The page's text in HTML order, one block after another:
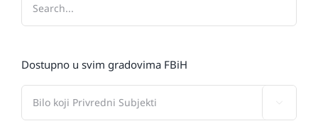
Dostupno u svim gradovima FBiH